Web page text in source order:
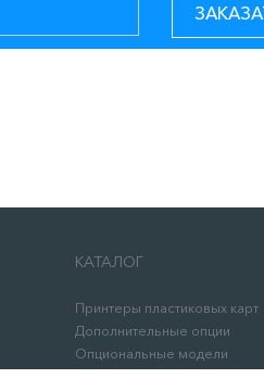
КАТАЛОГ
Принтеры пластиковых карт
Дополнительные опции
Опциональные модели